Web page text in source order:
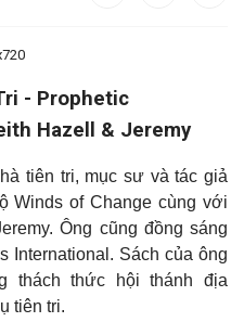
- Prophetic
Hazell & Jeremy
tiên tri, mục sư và tác giả
Winds of Change cùng với
Ông cũng đồng sáng
International. Sách của ông
thách thức hội thánh địa
tiên tri.